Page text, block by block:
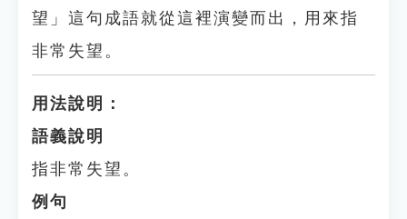
望」這句成語就從這裡演變而出，用來指
非常失望。
用法說明：
語義說明
指非常失望。
例句